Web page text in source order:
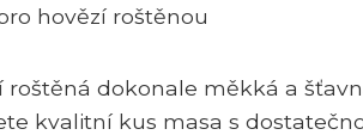
hovězí roštěnou
roštěná dokonale měkká a
kvalitní kus masa s